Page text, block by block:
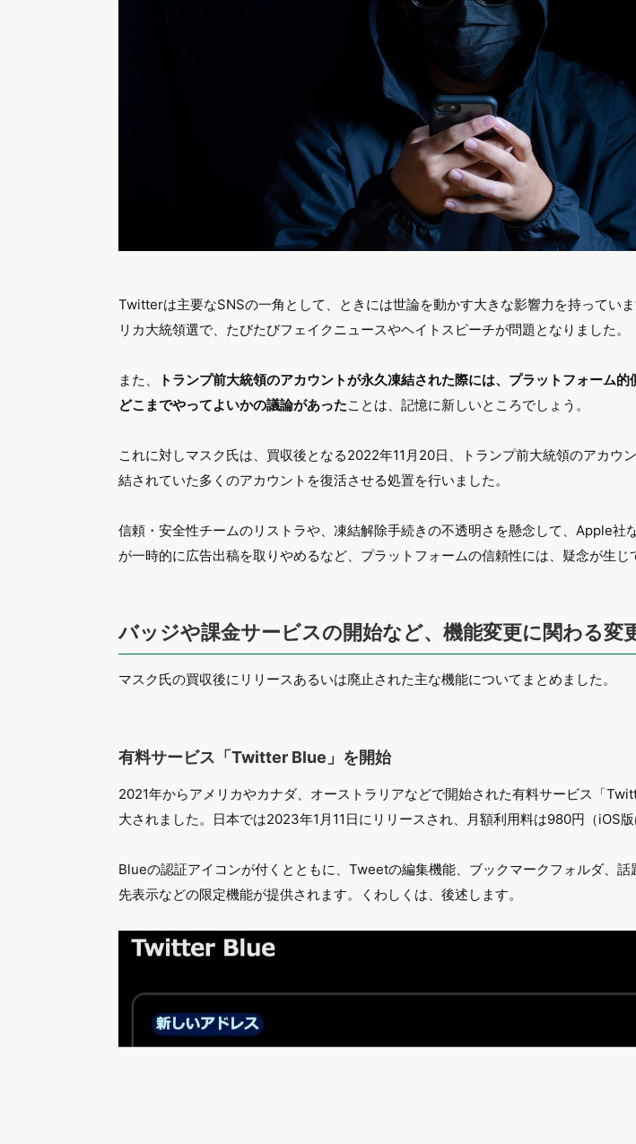
Twitterは主要なSNSの一角として、ときには世論を動かす大きな影響力を持ってい
リカ大統領選で、たびたびフェイクニュースやヘイトスピーチが問題となりました。
また、
トランプ前大統領のアカウントが永久凍結された際には、プラットフォーム
どこまでやってよいかの議論があったことは、記憶に新しいところでしょう。
これに対しマスク氏は、買収後となる2022年11月20日、トランプ前大統領のアカウ
結されていた多くのアカウントを復活させる処置を行いました。
信頼・安全性チームのリストラや、凍結解除手続きの不透明さを懸念して、Apple社
が一時的に広告出稿を取りやめるなど、プラットフォームの信頼性には、疑念が生じ
バッジや課金サービスの開始など、機能変更に関わる変
マスク氏の買収後にリリースあるいは廃止された主な機能についてまとめました。
有料サービス「Twitter Blue」を開始
2021年からアメリカやカナダ、オーストラリアなどで開始された有料サービス「
大されました。日本では2023年1月11日にリリースされ、月額利用料は980円（iOS版
Blueの認証アイコンが付くとともに、Tweetの編集機能、ブックマークフォルダ、
先表示などの限定機能が提供されます。くわしくは、後述します。